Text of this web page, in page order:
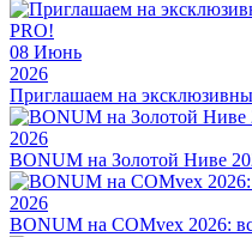
08 Июнь
2026
Приглашаем на
2026
BONUM на Золотой Ниве
2026
BONUM на COMvex 2026: